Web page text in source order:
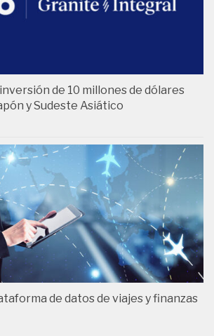
de 10 millones de dólares
y Sudeste Asiático
de datos de viajes y finanzas